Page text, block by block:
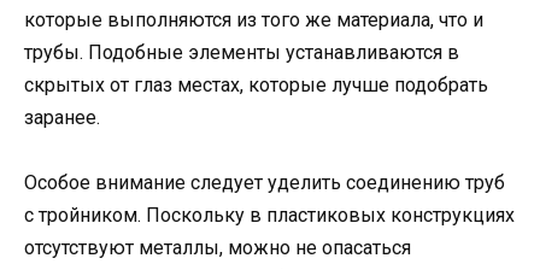
которые выполняются из того же материала, что и
трубы. Подобные элементы устанавливаются в
скрытых от глаз местах, которые лучше подобрать
заранее.
Особое внимание следует уделить соединению труб
с тройником. Поскольку в пластиковых конструкциях
отсутствуют металлы, можно не опасаться